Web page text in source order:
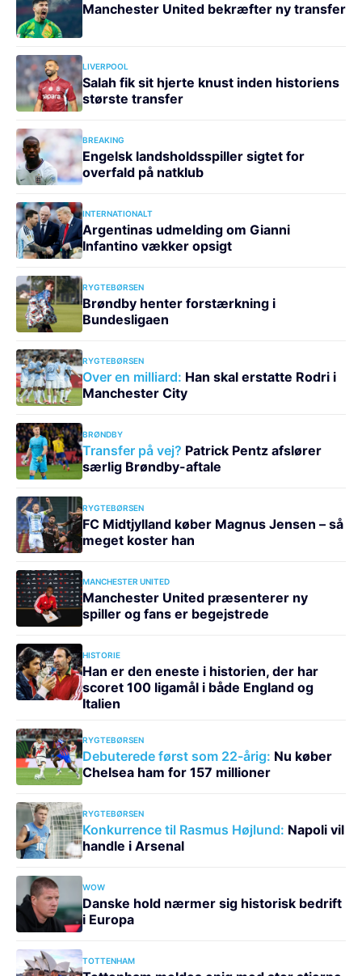
Manchester United bekræfter ny transfer
LIVERPOOL
Salah fik sit hjerte knust inden historiens
største transfer
BREAKING
Engelsk landsholdsspiller sigtet for
overfald på natklub
INTERNATIONALT
Argentinas udmelding om Gianni
Infantino vækker opsigt
RYGTEBØRSEN
Brøndby henter forstærkning i
Bundesligaen
RYGTEBØRSEN
Over en milliard: Han skal erstatte Rodri i
Manchester City
BRØNDBY
Transfer på vej? Patrick Pentz afslører
særlig Brøndby-aftale
RYGTEBØRSEN
FC Midtjylland køber Magnus Jensen – så
meget koster han
MANCHESTER UNITED
Manchester United præsenterer ny
spiller og fans er begejstrede
HISTORIE
Han er den eneste i historien, der har
scoret 100 ligamål i både England og
Italien
RYGTEBØRSEN
Debuterede først som 22-årig: Nu køber
Chelsea ham for 157 millioner
RYGTEBØRSEN
Konkurrence til Rasmus Højlund: Napoli vil
handle i Arsenal
WOW
Danske hold nærmer sig historisk bedrift
i Europa
TOTTENHAM